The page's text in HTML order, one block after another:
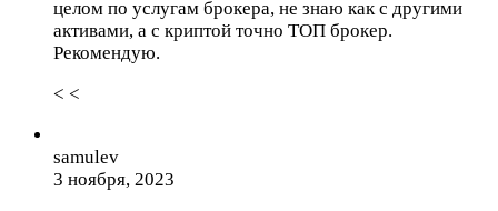
целом по услугам брокера, не знаю как с другими
активами, а с криптой точно ТОП брокер.
Рекомендую.
< <
samulev
3 ноября, 2023